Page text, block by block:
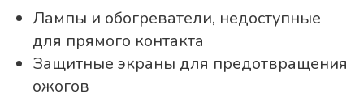
Лампы и обогреватели, недоступные
для прямого контакта
Защитные экраны для предотвращения
ожогов